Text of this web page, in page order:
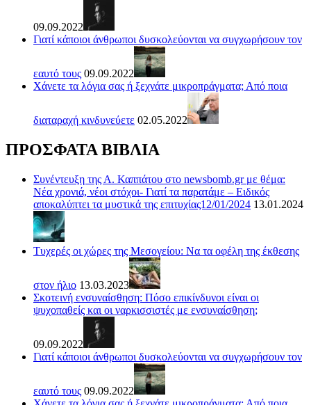
09.09.2022
Γιατί κάποιοι άνθρωποι δυσκολεύονται να συγχωρήσουν τον
εαυτό τους 09.09.2022
Χάνετε τα λόγια σας ή ξεχνάτε μικροπράγματα; Από ποια
διαταραχή κινδυνεύετε 02.05.2022
ΠΡΟΣΦΑΤΑ ΒΙΒΛΙΑ
Συνέντευξη της Α. Καππάτου στο newsbomb.gr με θέμα:
Νέα χρονιά, νέοι στόχοι- Γιατί τα παρατάμε – Ειδικός
αποκαλύπτει τα μυστικά της επιτυχίας12/01/2024 13.01.2024
Τυχερές οι χώρες της Μεσογείου: Να τα οφέλη της έκθεσης
στον ήλιο 13.03.2023
Σκοτεινή ενσυναίσθηση: Πόσο επικίνδυνοι είναι οι
ψυχοπαθείς και οι ναρκισσιστές με ενσυναίσθηση;
09.09.2022
Γιατί κάποιοι άνθρωποι δυσκολεύονται να συγχωρήσουν τον
εαυτό τους 09.09.2022